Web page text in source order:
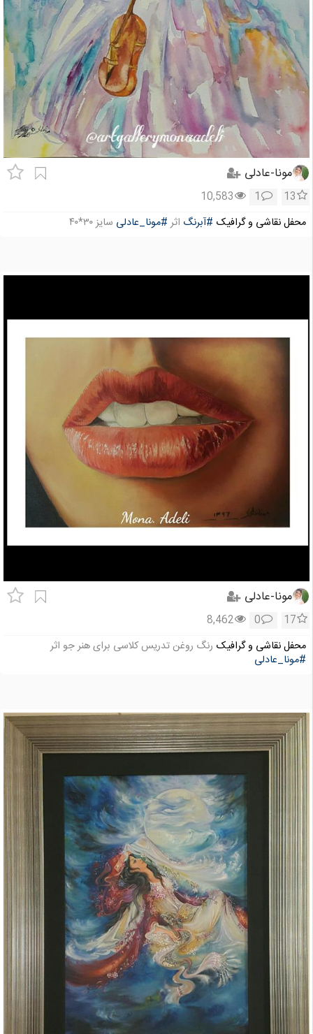
مونا-عادلی
13
1
10,583
محفل نقاشی و گرافیک #آبرنگ اثر#مونا_عادلی سایز ۳۰*۴۰
مونا-عادلی
17
0
8,462
محفل نقاشی و گرافیک رنگ روغن تدریس کلاسی برای هنر جو اثر
#مونا_عادلی